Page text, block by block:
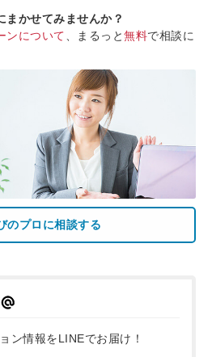
まかせてみませんか？
ンについて 、まるっと無料で相談に
のプロに相談する
ン情報をLINEでお届け！